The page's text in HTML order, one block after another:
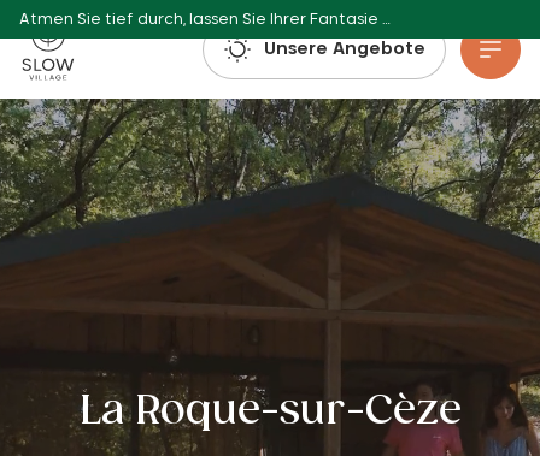
Zum Hauptinhalt gehen
Slow Village
Unsere Angebote
La Roque-sur-Cèze